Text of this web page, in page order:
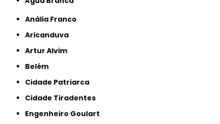
Anália Franco
Aricanduva
Artur Alvim
Belém
Cidade Patriarca
Cidade Tiradentes
Engenheiro Goulart